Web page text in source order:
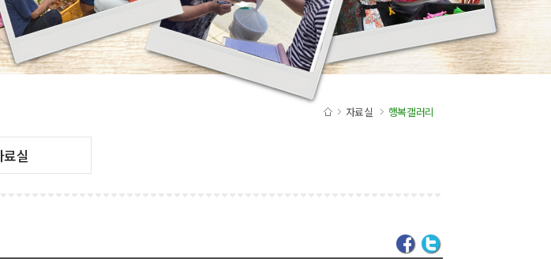
실
자료실 행복갤러리